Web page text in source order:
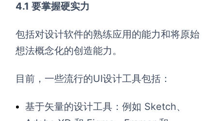
4.1 要掌握硬实力
包括对设计软件的熟练应用的能力和将原始
想法概念化的创造能力。
目前，一些流行的UI设计工具包括：
基于矢量的设计工具：例如 Sketch、